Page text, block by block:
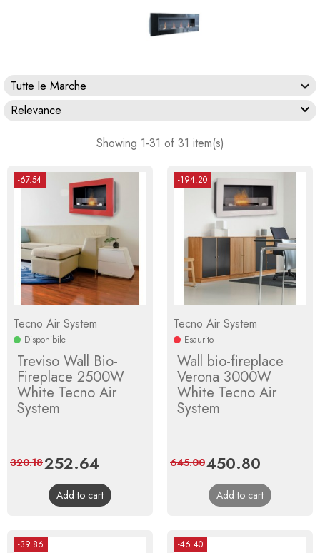
Tutte le Marche
Relevance

Showing 1-31 of 31 item(s)
-67.54
Tecno Air System
Disponibile
Treviso Wall Bio-
Fireplace 2500W
White Tecno Air
System
Price
252.64Regular
price
320.18
Add to cart
-194.20
Tecno Air System
Esaurito
Wall bio-fireplace
Verona 3000W
White Tecno Air
System
Price
450.80
price
645.00
Add to cart
-39.86 -46.40